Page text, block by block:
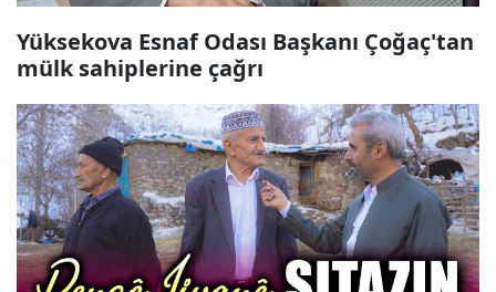
Yüksekova Esnaf Odası Başkanı Çoğaç'tan
mülk sahiplerine çağrı